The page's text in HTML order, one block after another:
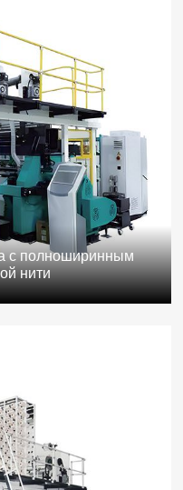
с полноширинным
нити